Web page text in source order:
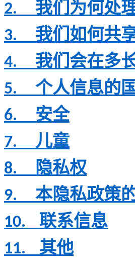
2. 我们为何处
3. 我们如何共
4. 我们会在多
5. 个人信息的
6. 安全
7. 儿童
8. 隐私权
9. 本隐私政策
10. 联系信息
11. 其他